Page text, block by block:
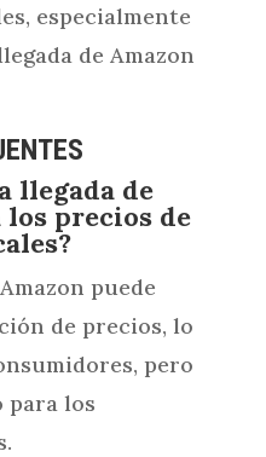
especialmente
de Amazon
llegada de
los precios de
puede
de precios, lo
pero
para los